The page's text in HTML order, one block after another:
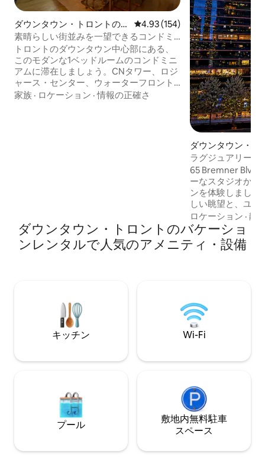
ダウンタウン・トロントのマ
ンション・アパート
レビュー154件、5つ星中4.93つ
4.93 (154)
素晴らしい街並みを一望できるコンドミ
ニアム、CNタワーまで徒歩圏内
トロントのダウンタウン中心部にある、
このモダンな1ベッドルームのコンドミニ
アムに滞在しましょう。CNタワー、ロジ
ャース・センター、ウォーターフロント
から徒歩圏内です。この宿泊施設は、寝
家族 · ロケーション ·情報の正確さ
ダウンタウン・ト
ション・アパート
ラグジュアリーな
スコシアバンク・
65 Bremner Blvd
ーなスタジオから
ンを体験しまし
しい眺望と、ユ
ク・アリーナ、
ハーバーフロント
ナイトライフ、人
らわずか数歩の
トテレビが備わっ
ビジネス旅行者、
適です。近くに有
ロケーション ·静
ダウンタウン・トロントのバケーショ
ンレンタルで人気のアメニティ・設備
キッチン Wi-Fi
プール
敷地内無料駐⁠車
ス⁠ペ⁠ー⁠ス